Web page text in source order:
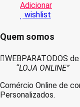
Adicionar
wishlist
Quem somos
WEBPARATODOS
“LOJA ONLINE”
Comércio Online de
Personalizados.